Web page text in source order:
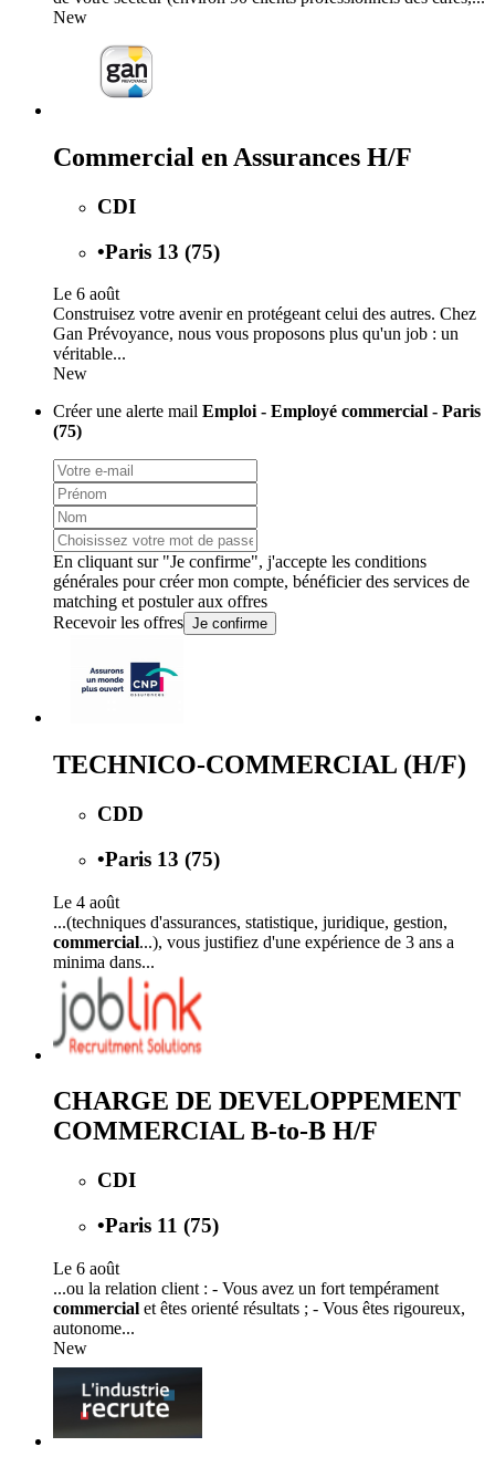
New
Commercial en Assurances H/F
CDI
•Paris 13 (75)
Le 6 août
Construisez votre avenir en protégeant celui des autres. Chez
Gan Prévoyance, nous vous proposons plus qu'un job : un
véritable...
New
Créer une alerte mail Emploi - Employé commercial - Paris
(75)
En cliquant sur "Je confirme", j'accepte les conditions
générales pour créer mon compte, bénéficier des services de
matching et postuler aux offres
Recevoir les offres Je confirme
TECHNICO-COMMERCIAL (H/F)
CDD
•Paris 13 (75)
Le 4 août
...(techniques d'assurances, statistique, juridique, gestion,
commercial...), vous justifiez d'une expérience de 3 ans a
minima dans...
CHARGE DE DEVELOPPEMENT
COMMERCIAL B-to-B H/F
CDI
•Paris 11 (75)
Le 6 août
...ou la relation client : - Vous avez un fort tempérament
commercial et êtes orienté résultats ; - Vous êtes rigoureux,
autonome...
New